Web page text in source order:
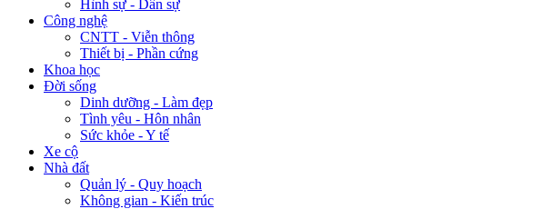
Hình sự - Dân sự
Công nghệ
CNTT - Viễn thông
Thiết bị - Phần cứng
Khoa học
Đời sống
Dinh dưỡng - Làm đẹp
Tình yêu - Hôn nhân
Sức khỏe - Y tế
Xe cộ
Nhà đất
Quản lý - Quy hoạch
Không gian - Kiến trúc